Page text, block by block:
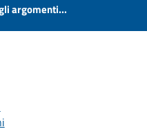
argomenti...